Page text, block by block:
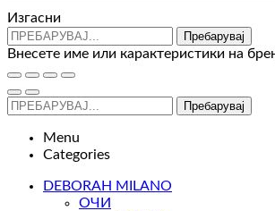
Изгасни
Пребарувај
Внесете име или карактеристики на
Пребарувај
Menu
Categories
DEBORAH MILANO
ОЧИ